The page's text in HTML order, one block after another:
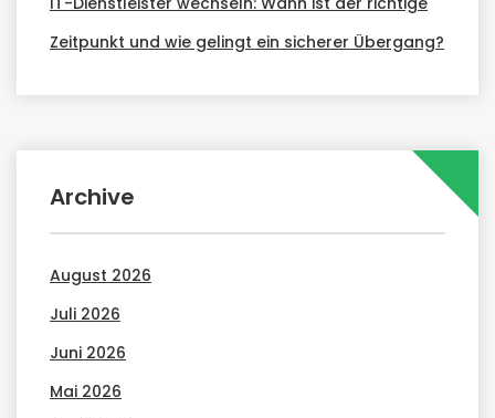
Zeitpunkt und wie gelingt ein sicherer Übergang?
Archive
August 2026
Juli 2026
Juni 2026
Mai 2026